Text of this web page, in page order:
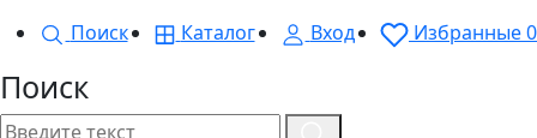
Поиск
Каталог Вход Избранные0
Поиск